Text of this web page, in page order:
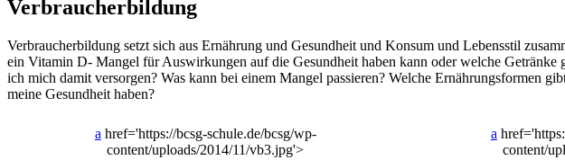
Verbraucherbildung
Verbraucherbildung setzt sich aus Ernährung und Gesundheit und Konsum und Lebensstil
ein Vitamin D- Mangel für Auswirkungen auf die Gesundheit haben kann oder welche
ich mich damit versorgen? Was kann bei einem Mangel passieren? Welche Ernährungsformen
meine Gesundheit haben?
a href='https://bcsg-schule.de/bcsg/wp-
content/uploads/2014/11/vb3.jpg'>
a
content/